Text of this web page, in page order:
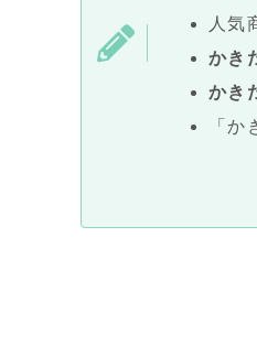
人気
かき
かき
「